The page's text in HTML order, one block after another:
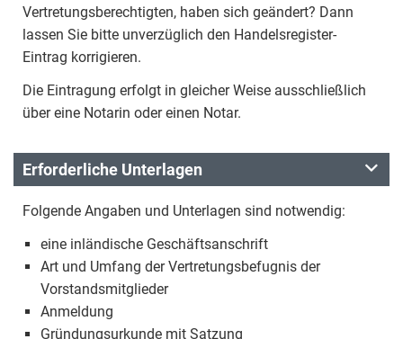
Vertretungsberechtigten, haben sich geändert? Dann
lassen Sie bitte unverzüglich den Handelsregister-
Eintrag korrigieren.
Die Eintragung erfolgt in gleicher Weise ausschließlich
über eine Notarin oder einen Notar.
Erforderliche Unterlagen
Folgende Angaben und Unterlagen sind notwendig:
eine inländische Geschäftsanschrift
Art und Umfang der Vertretungsbefugnis der
Vorstandsmitglieder
Anmeldung
Gründungsurkunde mit Satzung